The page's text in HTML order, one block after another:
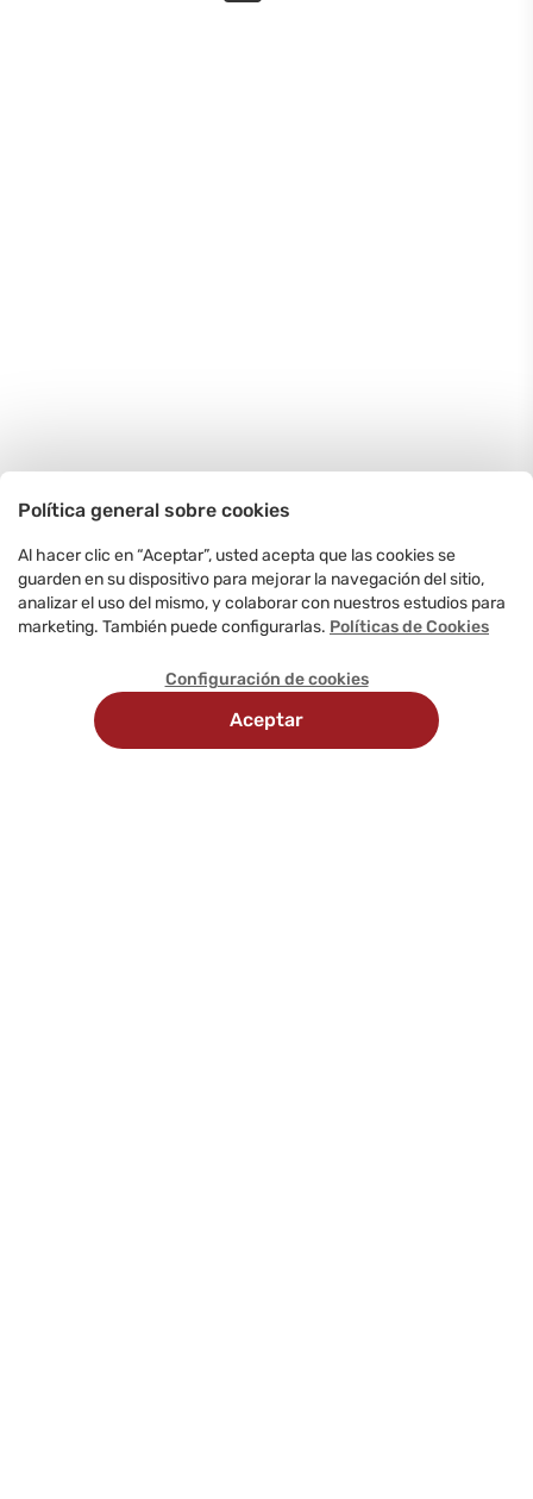
Política general sobre cookies
Al hacer clic en “Aceptar”, usted acepta que las cookies se
guarden en su dispositivo para mejorar la navegación del sitio,
analizar el uso del mismo, y colaborar con nuestros estudios para
marketing. También puede configurarlas. Políticas de Cookies
Configuración de cookies
Aceptar